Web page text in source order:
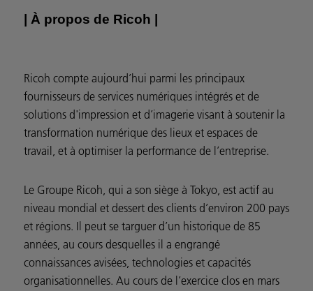
| À propos de Ricoh |
Ricoh compte aujourd’hui parmi les principaux
fournisseurs de services numériques intégrés et de
solutions d'impression et d’imagerie visant à soutenir la
transformation numérique des lieux et espaces de
travail, et à optimiser la performance de l’entreprise.
Le Groupe Ricoh, qui a son siège à Tokyo, est actif au
niveau mondial et dessert des clients d’environ 200 pays
et régions. Il peut se targuer d’un historique de 85
années, au cours desquelles il a engrangé
connaissances avisées, technologies et capacités
organisationnelles. Au cours de l’exercice clos en mars